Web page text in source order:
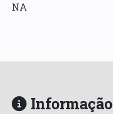
NA
Informação